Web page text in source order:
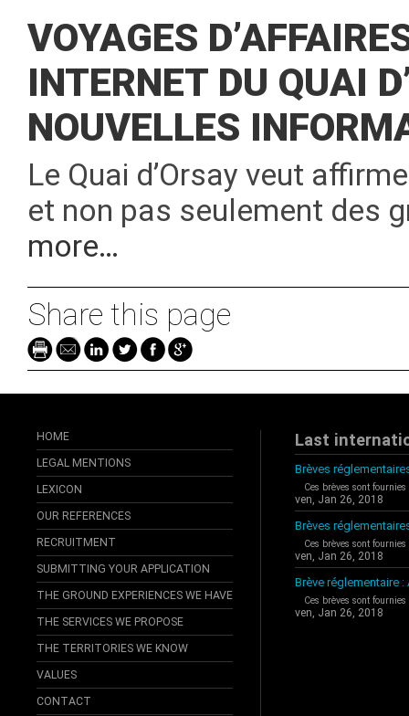
VOYAGES
INTERNET DU QUAI
NOUVELLES
Le Quai d’Orsay veut
et non pas seulement des
more…
Share this page
HOME
LEGAL MENTIONS
LEXICON
OUR REFERENCES
RECRUITMENT
SUBMITTING YOUR APPLICATION
THE GROUND EXPERIENCES WE HAVE
THE SERVICES WE PROPOSE
THE TERRITORIES WE KNOW
VALUES
CONTACT
Last
Brèves
Ces brèves sont
ven, Jan 26, 2018
Brèves
Ces brèves sont
ven, Jan 26, 2018
Brève réglementaire :
Ces brèves sont
ven, Jan 26, 2018